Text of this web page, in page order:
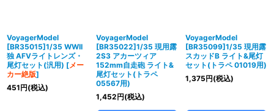
VoyagerModel
[BR35015]1/35 WWII
独 AFVライトレンズ・
尾灯セット(汎用) [メー
カー絶版]
451円(税込)
VoyagerModel
[BR35022]1/35 現用露
2S3 アカーツィア
152mm自走砲 ライト&
尾灯セット(トラペ
05567用)
1,452円(税込)
VoyagerModel
[BR35099]1/35 現用露
スカッドB ライト&尾灯
セット(トラペ 01019用)
1,375円(税込)